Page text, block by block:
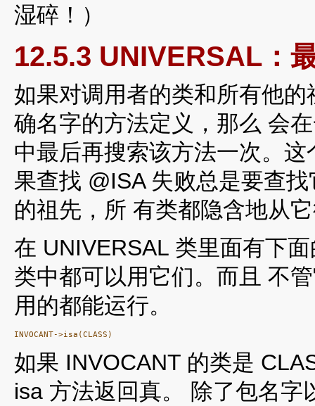
湿碎！）
12.5.3 UNIVERSAL：
如果对调用者的类和所有他
确名字的方法定义，那么 会
中最后再搜索该方法一次。
果查找 @ISA 失败总是要查
的祖先，所 有类都隐含地从
在 UNIVERSAL 类里面有下
类中都可以用它们。而且 不
用的都能运行。
如果 INVOCANT 的类是
isa 方法返回真。 除了包名字